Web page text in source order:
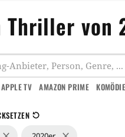
Thriller von
APPLE TV AMAZON PRIME